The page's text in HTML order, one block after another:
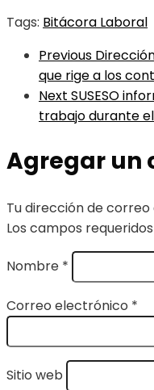
Tags: Bitácora Laboral
Previous
que rige a los
Next SUSESO
trabajo durante
Agregar un
Tu dirección de
Los campos
Nombre *
Correo electrónico *
Sitio web